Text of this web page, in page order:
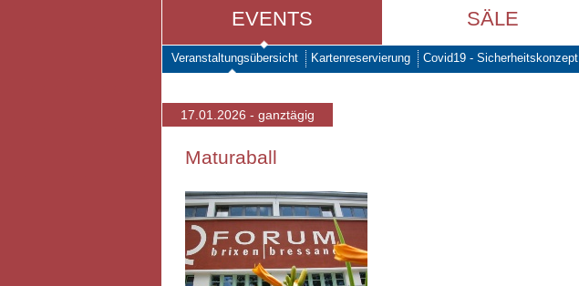
EVENTS SÄLE
Veranstaltungsübersicht Kartenreservierung Covid19 - Sicherheitskonzept
17.01.2026 - ganztägig
Maturaball